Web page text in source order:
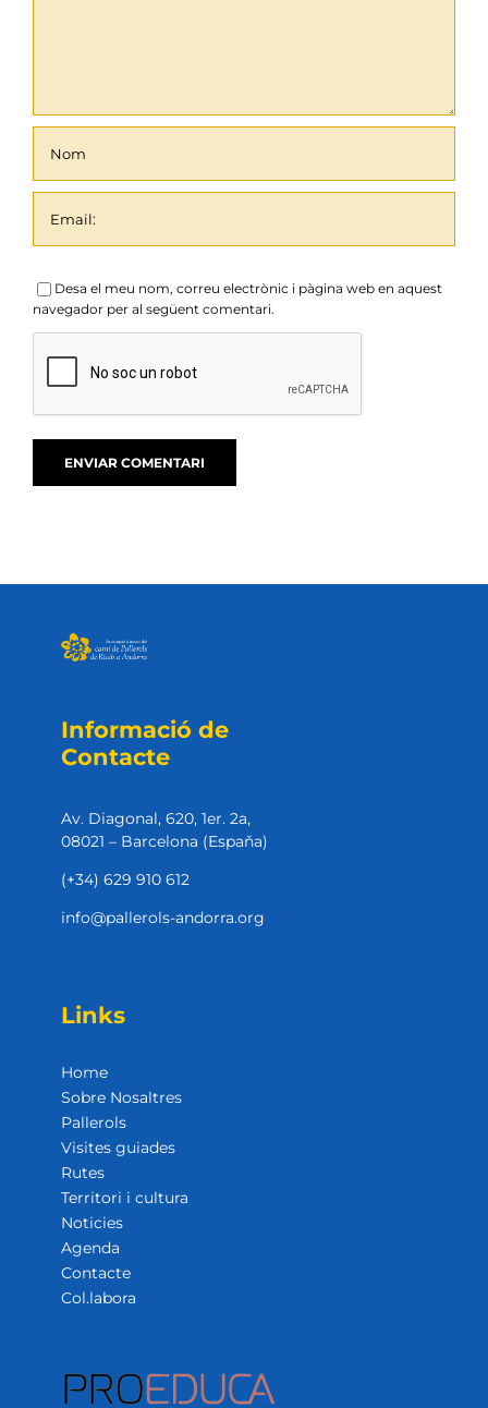
Desa el meu nom, correu electrònic i pàgina web en aquest
navegador per al següent comentari.
Informació de
Contacte
Av. Diagonal, 620, 1er. 2a,
08021 – Barcelona (Espaňa)
(+34) 629 910 612
info@pallerols-andorra.org
Links
Home
Sobre Nosaltres
Pallerols
Visites guiades
Rutes
Territori i cultura
Noticies
Agenda
Contacte
Col.labora